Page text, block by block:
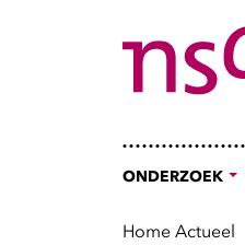
ONDERZOEK
Home Actueel